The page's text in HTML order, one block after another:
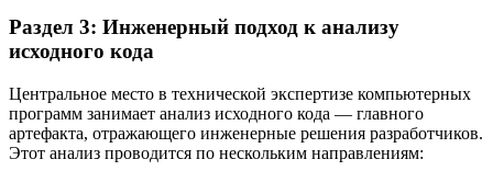
Раздел 3: Инженерный подход к анализу
исходного кода
Центральное место в технической экспертизе компьютерных
программ занимает анализ исходного кода — главного
артефакта, отражающего инженерные решения разработчиков.
Этот анализ проводится по нескольким направлениям: